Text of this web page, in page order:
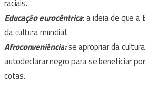
raciais.
Educação eurocêntrica: a ideia de que a
da cultura mundial.
Afroconveniência:se apropriar da
autodeclarar negro para se beneficiar
cotas.